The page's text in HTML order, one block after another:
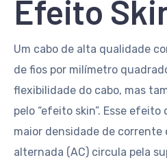
Efeito
Um cabo de alta qualidade
de fios por milímetro
flexibilidade do cabo, mas
pelo “efeito skin”. Esse
maior densidade de
alternada (AC) circula pela